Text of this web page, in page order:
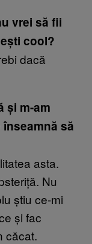
vrei să fii
cool?
dacă
și m-am
să
asta.
Nu
știu ce-mi
și fac
căcat.